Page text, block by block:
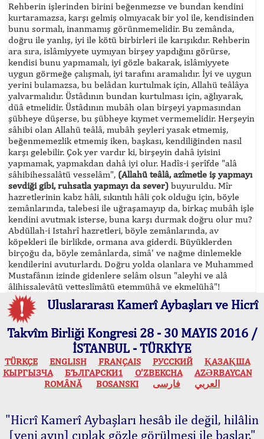
Rehberin işlerinden birini beğenmezse ve bundan kendini
kurtaramazsa, karşı gelmiş olmıyacak bir yol ile, kendisinden
bunu sormalı, inanmamış görünmemelidir. Bu zemânda,
doğru ile yanlış, iyi ile kötü birbirleri ile karışıkdır. Rehberin
ara sıra, islâmiyyete uymıyan birşey yapdığını görürse,
kendisi bunu yapmamalı, iyi gözle bakarak, islâmiyyete
uygun görmeğe çalışmalı, iyi tarafını aramalıdır. İyi ve uygun
yerini bulamazsa, bu belâdan kurtulmak için, Allahü teâlâya
yalvarmalıdır. Üstâdının bundan kurtulması için, ağlıyarak,
düâ etmelidir. Üstâdının mubâh olan birşeyi yapmasından
şübheye düşerse, bu şübheye kıymet vermemelidir. Herşeyin
sâhibi olan Allahü teâlâ, mubâh şeyleri yasak etmemiş,
beğenmemezlik etmemiş iken, başkası, kendiliğinden nasıl
karşı gelebilir. Çok yer vardır ki, birşeyin dahâ iyisini
yapmamak, yapmakdan dahâ iyi olur. Hadîs-i şerîfde "alâ
sâhibihessalâtü vesselâm", (Allahü teâlâ, azîmetle iş yapmayı
sevdiği gibi, ruhsatla yapmayı da sever) buyuruldu. Mîr
hazretlerinin kabz hâli, sıkıntılı hâli çok olduğu için, böyle
zemânlarında, talebesi ile uğraşamayıp da, birkaç mubâh işle
kendini avutmak isterse, buna karşı durmak doğru olur mu?
Abdüllah-i Istahrî hazretleri, böyle zemânlarında, av
köpekleri ile birlikde, ormana ava giderdi. Büyüklerden
birçoğu da, böyle zemânlarda, simâ' ve nağme dinlemekle
kendilerini avuturlardı. Doğru yolda olanlara ve Muhammed
Mustafânın izinde gidenlere selâm olsun "aleyhi ve alâ
âlihissalevâtü vetteslîmâtü etemmühâ ve ekmelühâ"!
Uluslararası Kamerî Aybaşları ve Hicrî
Takvîm Birliği Kongresi 28 - 30 MAYIS 2016 /
İSTANBUL - TÜRKİYE
TÜRKÇE ENGLISH FRANÇAIS РУССКИЙ
ҚАЗАҚША
КЫPГЫЗЧA
БЪЛГАРСКИ1 O’ZBEKCHA
AZӘRBAYCAN
ROMÂNĂ
BOSANSKI العربي فارسی
"Hicrî Kamerî Aybaşları hesâb ile değil, hilâlin
[yeni ayın] çıplak gözle görülmesi ile başlar."